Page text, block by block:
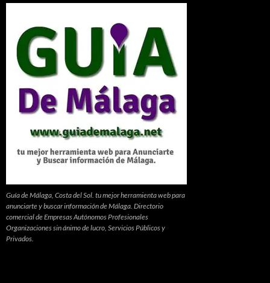
Guía de Málaga, Costa del Sol. tu mejor herramienta web para
anunciarte y buscar información de Málaga. Directorio
comercial de Empresas Autónomos Profesionales
Organizaciones sin ánimo de lucro, Servicios Públicos y
Privados.